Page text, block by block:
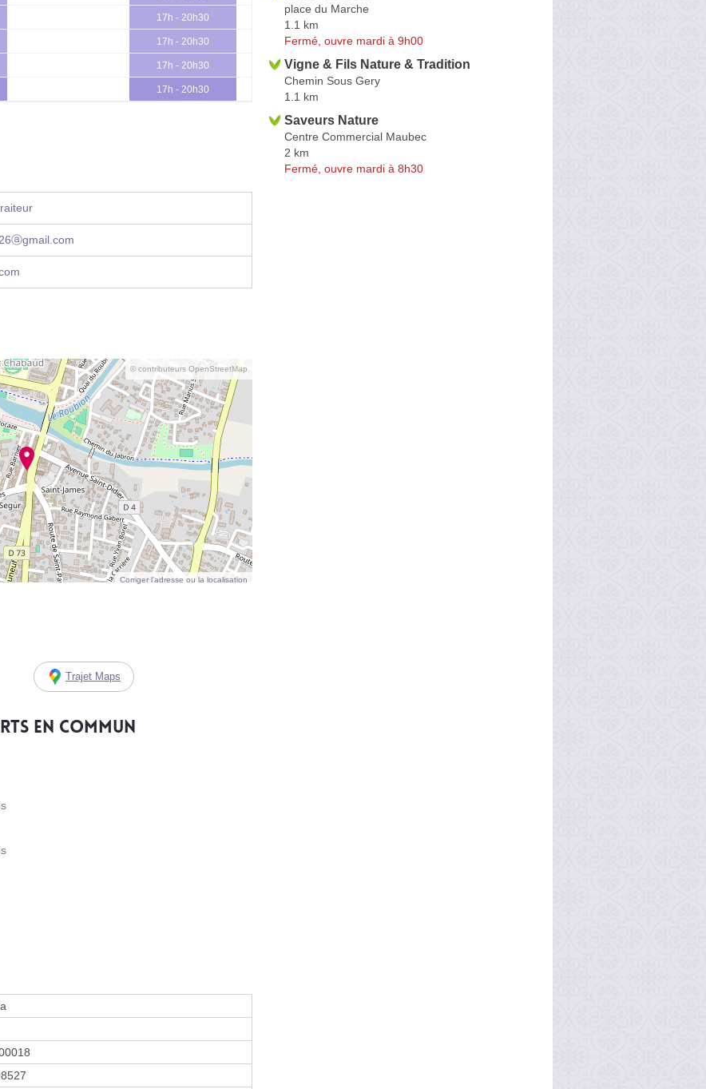
17h - 20h30
17h - 20h30
17h - 20h30
17h - 20h30
© contributeurs OpenStreetMap
Corriger l’adresse ou la localisation
Trajet Maps
en commun
place du Marche
1.1 km
Fermé, ouvre mardi à 9h00
Vigne & Fils Nature & Tradition
Chemin Sous Gery
1.1 km
Saveurs Nature
Centre Commercial Maubec
2 km
Fermé, ouvre mardi à 8h30